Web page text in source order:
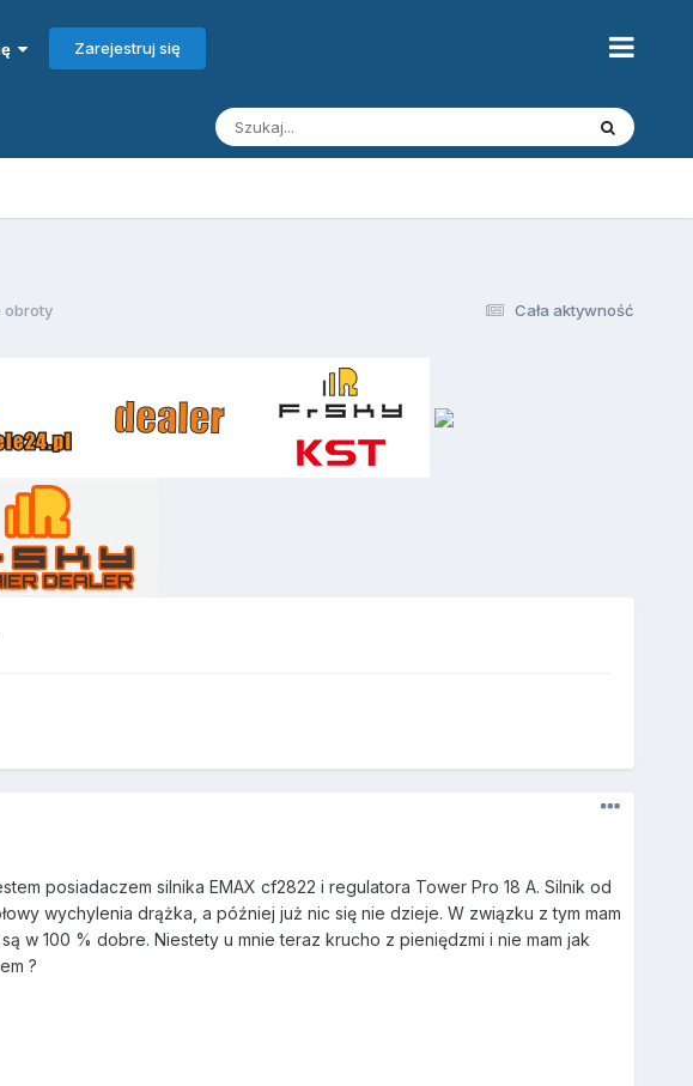
Zarejestruj się
Cała aktywność
obroty
posiadaczem silnika EMAX cf2822 i regulatora Tower Pro 18 A. Silnik od
wychylenia drążka, a później już nic się nie dzieje. W związku z tym mam
w 100 % dobre. Niestety u mnie teraz krucho z pieniędzmi i nie mam jak
?